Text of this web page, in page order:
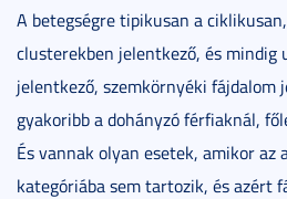
A betegségre tipikusan a
clusterekben jelentkező, és mindig
jelentkező, szemkörnyéki fájdalom
gyakoribb a dohányzó férfiaknál,
És vannak olyan esetek, amikor
kategóriába sem tartozik, és azért